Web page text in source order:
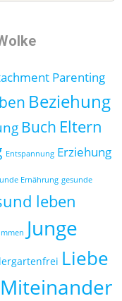
Parenting
Beziehung
Buch Eltern
Entspannung Erziehung
Ernährung gesunde
leben
Junge
Liebe